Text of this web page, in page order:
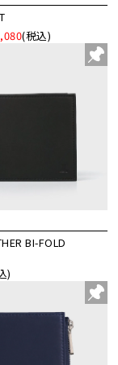
(税込)
BI-FOLD
)